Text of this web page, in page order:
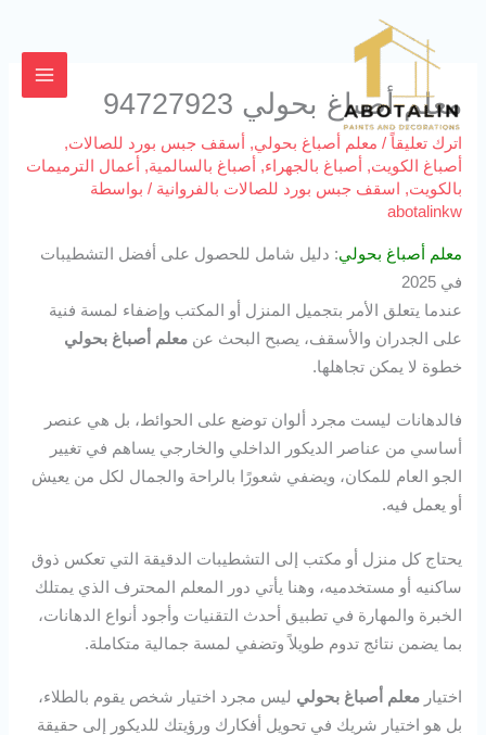
المحتوى
معلم أصباغ بحولي 94727923
اترك تعليقاً / معلم أصباغ بحولي, أسقف جبس بورد للصالات,
أصباغ الكويت, أصباغ بالجهراء, أصباغ بالسالمية,
أعمال الترميمات
بالكويت, اسقف جبس بورد للصالات بالفروانية / بواسطة
abotalinkw
معلم أصباغ بحولي: دليل شامل للحصول على أفضل التشطيبات
في 2025
عندما يتعلق الأمر بتجميل المنزل أو المكتب وإضفاء لمسة فنية
على الجدران والأسقف، يصبح البحث عنمعلم أصباغ بحولي
خطوة لا يمكن تجاهلها.
فالدهانات ليست مجرد ألوان توضع على الحوائط، بل هي عنصر
أساسي من عناصر الديكور الداخلي والخارجي يساهم في تغيير
الجو العام للمكان، ويضفي شعورًا بالراحة والجمال لكل من يعيش
أو يعمل فيه.
يحتاج كل منزل أو مكتب إلى التشطيبات الدقيقة التي تعكس ذوق
ساكنيه أو مستخدميه، وهنا يأتي دور المعلم المحترف الذي يمتلك
الخبرة والمهارة في تطبيق أحدث التقنيات وأجود أنواع الدهانات،
بما يضمن نتائج تدوم طويلاً وتضفي لمسة جمالية متكاملة.
اختيارمعلم أصباغ بحولي ليس مجرد اختيار شخص يقوم بالطلاء،
بل هو اختيار شريك في تحويل أفكارك ورؤيتك للديكور إلى حقيقة